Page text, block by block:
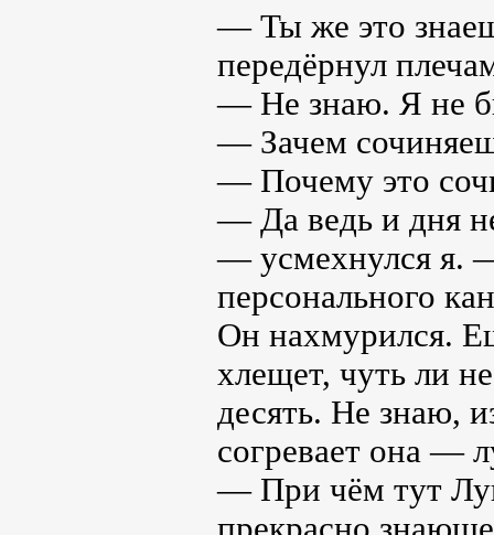
— Ты же это
передёрнул
— Не знаю. Я не
— Зачем
— Почему это
— Да ведь и дня
— усмехнулся я.
персонального
Он нахмурился.
хлещет, чуть ли
десять. Не знаю,
согревает она —
— При чём тут